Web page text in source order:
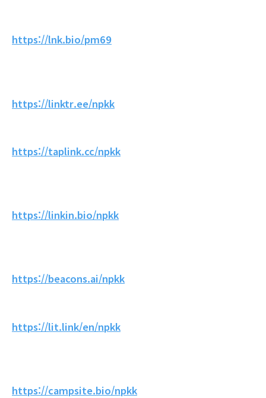
https://lnk.bio/pm69
https://linktr.ee/npkk
https://taplink.cc/npkk
https://linkin.bio/npkk
https://beacons.ai/npkk
https://lit.link/en/npkk
https://campsite.bio/npkk